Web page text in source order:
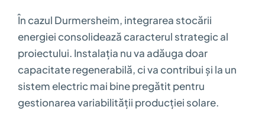
În cazul Durmersheim, integrarea stocării
energiei consolidează caracterul strategic al
proiectului. Instalația nu va adăuga doar
capacitate regenerabilă, ci va contribui și la un
sistem electric mai bine pregătit pentru
gestionarea variabilității producției solare.